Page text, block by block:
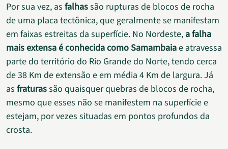
Por sua vez, as falhassão rupturas de blocos de rocha
de uma placa tectônica, que geralmente se manifestam
em faixas estreitas da superfície. No Nordeste, a falha
mais extensa é conhecida como Samambaiae atravessa
parte do território do Rio Grande do Norte, tendo cerca
de 38 Km de extensão e em média 4 Km de largura. Já
as fraturassão quaisquer quebras de blocos de rocha,
mesmo que esses não se manifestem na superfície e
estejam, por vezes situadas em pontos profundos da
crosta.